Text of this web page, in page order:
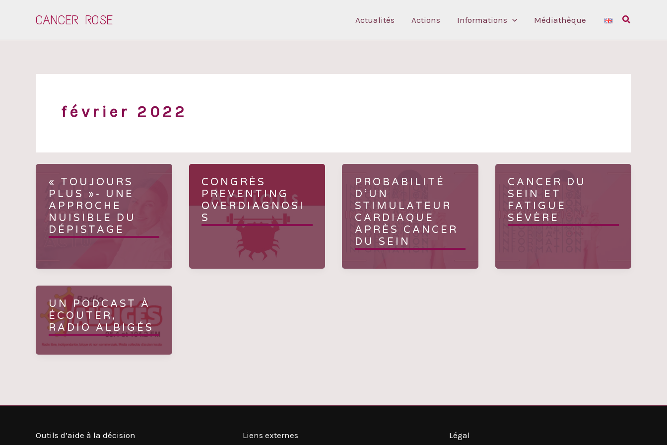
CANCER ROSE Actualités Actions Informations Médiathèque Rechercher
février 2022
« TOUJOURS
PLUS »- UNE
APPROCHE
NUISIBLE DU
DÉPISTAGE
CONGRÈS
PREVENTING
OVERDIAGNOSI
S
PROBABILITÉ
D’UN
STIMULATEUR
CARDIAQUE
APRÈS CANCER
DU SEIN
CANCER DU
SEIN ET
FATIGUE
SÉVÈRE
UN PODCAST À
ÉCOUTER,
RADIO ALBIGÉS
Outils d’aide à la décision
Liens externes Légal